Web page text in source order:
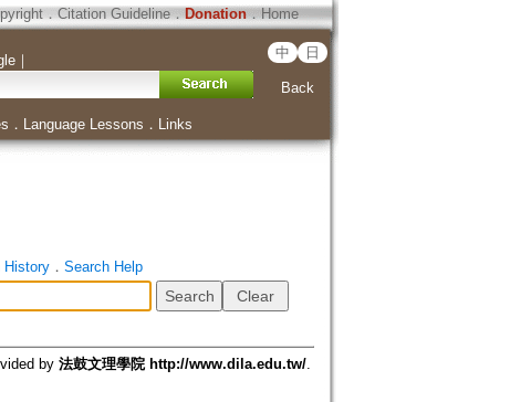
．Citation Guideline． Donation．Home
｜ 中 日
Back
． Language Lessons ． Links
History． Search Help
by 法鼓文理學院 http://www.dila.edu.tw/.